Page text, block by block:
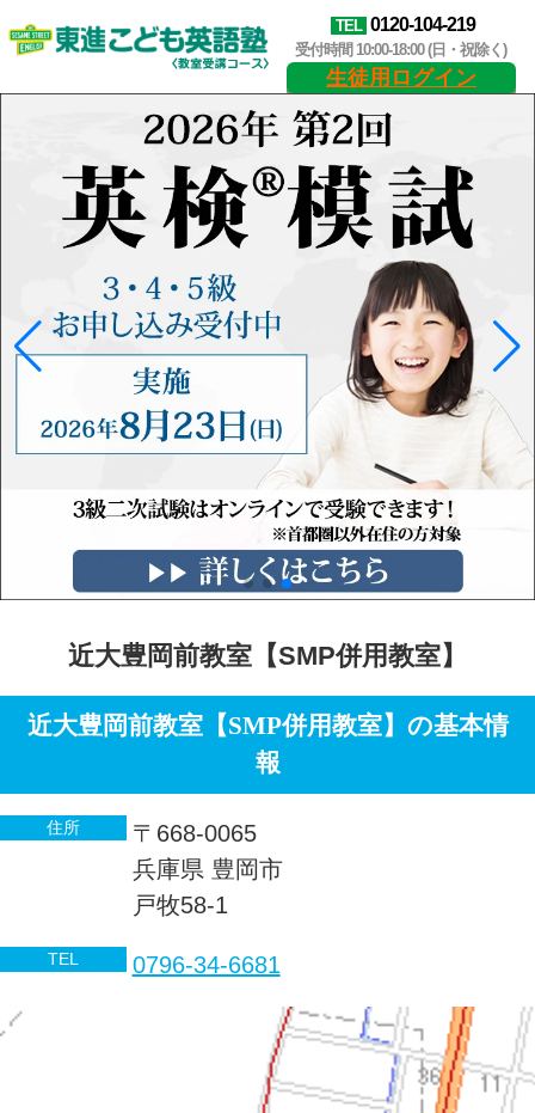
TEL 0120-104-219
受付時間 10:00-18:00 (日・祝除く)
生徒用ログイン
近大豊岡前教室【SMP併用教室】
近大豊岡前教室【SMP併用教室】の基本情
報
住所
〒668-0065
兵庫県 豊岡市
戸牧58-1
TEL 0796-34-6681